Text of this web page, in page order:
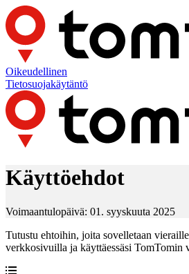
Oikeudellinen
Tietosuojakäytäntö
Käyttöehdot
Voimaantulopäivä: 01. syyskuuta 2025
Tutustu ehtoihin, joita sovelletaan
verkkosivuilla ja käyttäessäsi TomTomin